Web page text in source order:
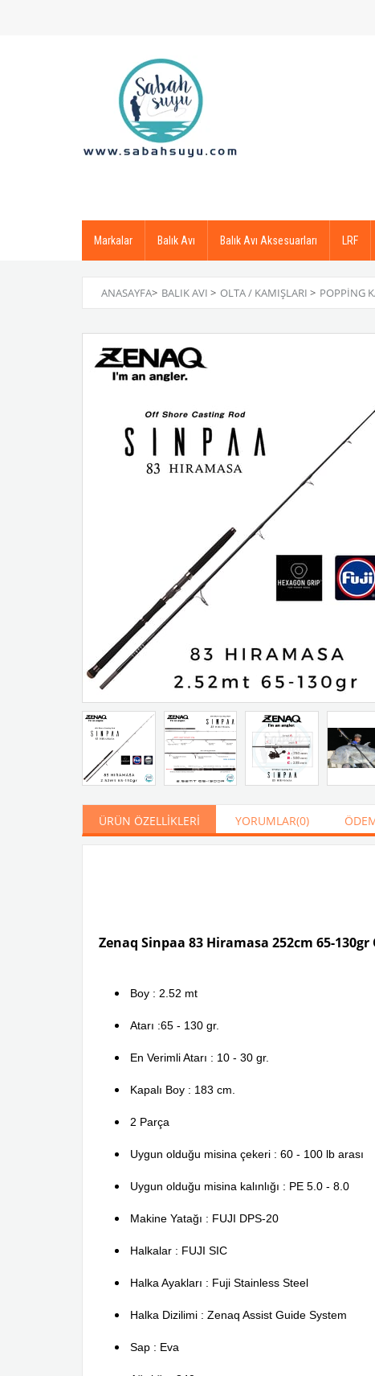
Markalar Balık Avı Balık Avı Aksesuarları LRF
ANASAYFA> BALIK AVI > OLTA / KAMIŞLARI > POPPING
ÜRÜN ÖZELLIKLERI YORUMLAR(0)
Zenaq Sinpaa 83 Hiramasa 252cm 65-
Boy : 2.52 mt
Atarı :65 - 130 gr.
En Verimli Atarı : 10 - 30 gr.
Kapalı Boy : 183 cm.
2 Parça
Uygun olduğu misina çekeri : 60 - 100 lb arası
Uygun olduğu misina kalınlığı : PE 5.0 - 8.0
Makine Yatağı : FUJI DPS-20
Halkalar : FUJI SIC
Halka Ayakları : Fuji Stainless Steel
Halka Dizilimi : Zenaq Assist Guide System
Sap : Eva